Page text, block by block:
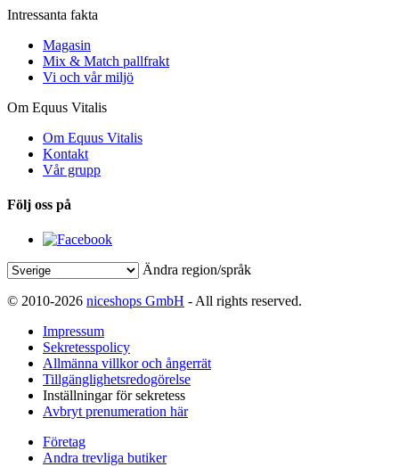
Intressanta fakta
Magasin
Mix & Match pallfrakt
Vi och vår miljö
Om Equus Vitalis
Om Equus Vitalis
Kontakt
Vår grupp
Följ oss på
Ändra region/språk
© 2010-2026 niceshops GmbH - All rights reserved.
Impressum
Sekretesspolicy
Allmänna villkor och ångerrät
Tillgänglighetsredogörelse
Inställningar för sekretess
Avbryt prenumeration här
Företag
Andra trevliga butiker